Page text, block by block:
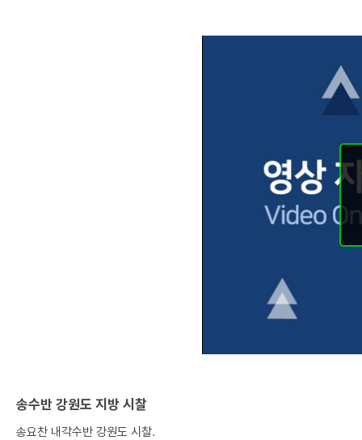
송수반 강원도 지방 시찰
송요찬 내각수반 강원도 시찰.